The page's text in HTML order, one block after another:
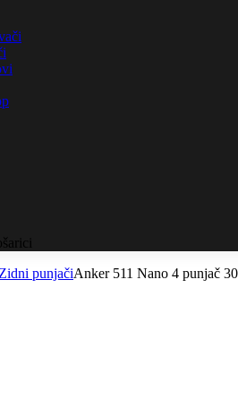
punjačiAnker 511 Nano 4 punjač